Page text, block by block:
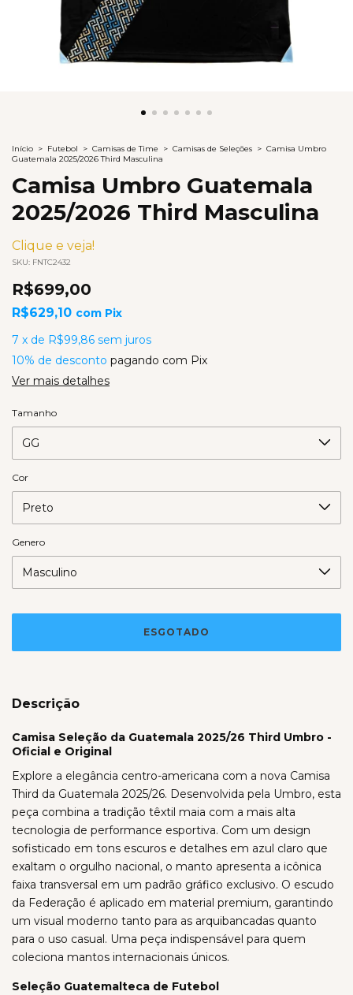
Início > Futebol > Camisas de Time > Camisas de Seleções > Camisa Umbro
Guatemala 2025/2026 Third Masculina
Camisa Umbro Guatemala
2025/2026 Third Masculina
Clique e veja!
SKU: FNTC2432
R$699,00
R$629,10 com Pix
7 x de R$99,86 sem juros
10% de desconto pagando com Pix
Ver mais detalhes
Tamanho
Cor
Genero
Descrição
Camisa Seleção da Guatemala 2025/26 Third Umbro -
Oficial e Original
Explore a elegância centro-americana com a nova Camisa
Third da Guatemala 2025/26. Desenvolvida pela Umbro, esta
peça combina a tradição têxtil maia com a mais alta
tecnologia de performance esportiva. Com um design
sofisticado em tons escuros e detalhes em azul claro que
exaltam o orgulho nacional, o manto apresenta a icônica
faixa transversal em um padrão gráfico exclusivo. O escudo
da Federação é aplicado em material premium, garantindo
um visual moderno tanto para as arquibancadas quanto
para o uso casual. Uma peça indispensável para quem
coleciona mantos internacionais únicos.
Seleção Guatemalteca de Futebol